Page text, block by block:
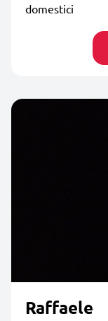
domestici
Raffaele